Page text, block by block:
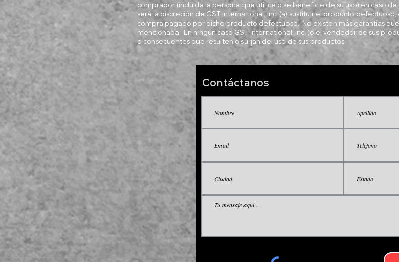
comprador (incluida la persona que utilice o se beneficie de su uso) en caso
será, a discreción de GST International, Inc. (a) sustituir el producto
compra pagado por dicho producto defectuoso. No existen más garantías
mencionada. En ningún caso GST International, Inc. (o el vendedor de sus
o consecuentes que resulten o surjan del uso de sus productos.
Contáctanos